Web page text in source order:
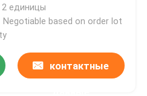
Вибрация
электрическая
щётка
2 единицы
Negotiable based on order lot
контактные